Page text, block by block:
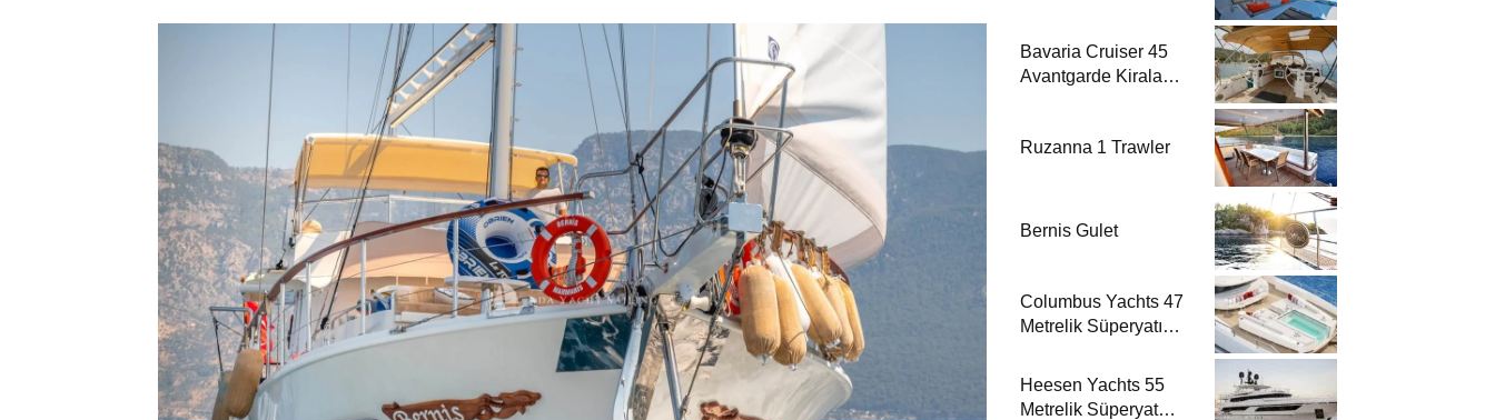
Bavaria Cruiser 45
Avantgarde Kiralama
Ruzanna 1 Trawler
Bernis Gulet
Columbus Yachts 47
Metrelik Süperyatı
Akdeniz’de Lüks Bir
Seyir
Heesen Yachts 55
Metrelik Süperyat